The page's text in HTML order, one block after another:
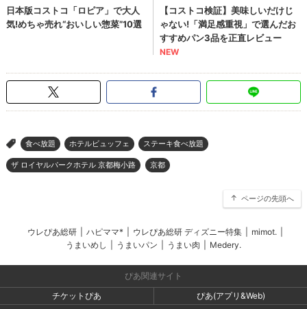
> 食べ放題 ホテルビュッフェ ステーキ食べ放題
ザ ロイヤルパークホテル 京都梅小路 京都
ページの先頭へ
ウレぴあ総研 ハピママ* ウレぴあ総研 ディズニー特集 mimot.
うまいめし
うまいパン うまい肉 Medery.
ぴあ関連サイト
チケットぴあ
ぴあ(アプリ&Web)